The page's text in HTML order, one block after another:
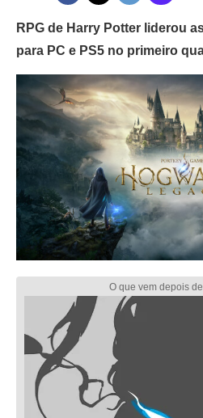
RPG de Harry Potter liderou
para PC e PS5 no primeiro